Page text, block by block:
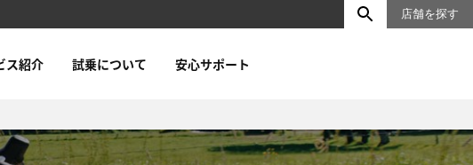
店舗を探す
ス紹介 試乗について 安心サポート